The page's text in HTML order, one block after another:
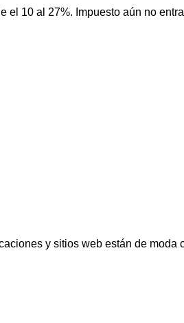
10 al 27%. Impuesto aún no
y sitios web están de moda